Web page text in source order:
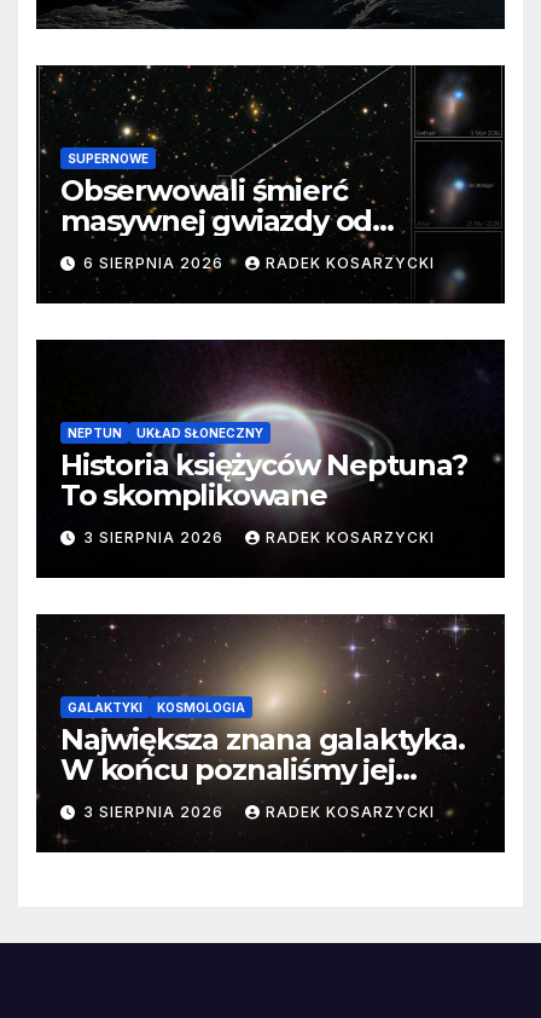
SUPERNOWE
Obserwowali śmierć
masywnej gwiazdy od
samego początku. Niezwykle
cenne dane
6 SIERPNIA 2026 RADEK KOSARZYCKI
NEPTUN UKŁAD SŁONECZNY
Historia księżyców Neptuna?
To skomplikowane
3 SIERPNIA 2026 RADEK KOSARZYCKI
GALAKTYKI KOSMOLOGIA
Największa znana galaktyka.
W końcu poznaliśmy jej
faktyczne wymiary
3 SIERPNIA 2026 RADEK KOSARZYCKI